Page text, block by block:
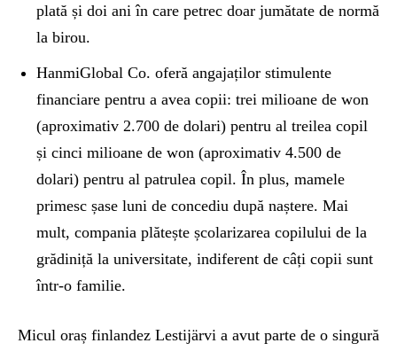
plată și doi ani în care petrec doar jumătate de normă
la birou.
HanmiGlobal Co. oferă angajaților stimulente
financiare pentru a avea copii: trei milioane de won
(aproximativ 2.700 de dolari) pentru al treilea copil
și cinci milioane de won (aproximativ 4.500 de
dolari) pentru al patrulea copil. În plus, mamele
primesc șase luni de concediu după naștere. Mai
mult, compania plătește școlarizarea copilului de la
grădiniță la universitate, indiferent de câți copii sunt
într-o familie.
Micul oraș finlandez Lestijärvi a avut parte de o singură